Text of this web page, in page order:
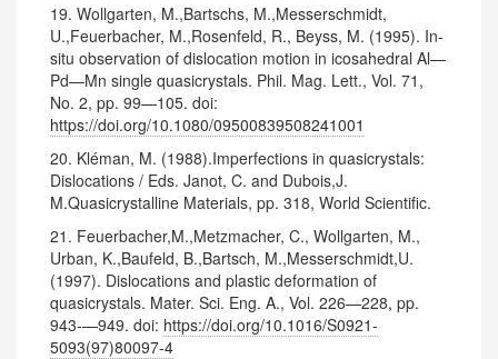
19. Wollgarten, M.,Bartschs, M.,Messerschmidt,
U.,Feuerbacher, M.,Rosenfeld, R., Beyss, M. (1995). In-
situ observation of dislocation motion in icosahedral Al—
Pd—Mn single quasicrystals. Phil. Mag. Lett., Vol. 71,
No. 2, pp. 99—105. doi:
https://doi.org/10.1080/09500839508241001
20. Kléman, M. (1988).Imperfections in quasicrystals:
Dislocations / Eds. Janot, C. and Dubois,J.
M.Quasicrystalline Materials, pp. 318, World Scientific.
21. Feuerbacher,M.,Metzmacher, C., Wollgarten, M.,
Urban, K.,Baufeld, B.,Bartsch, M.,Messerschmidt,U.
(1997). Dislocations and plastic deformation of
quasicrystals. Mater. Sci. Eng. A., Vol. 226—228, pp.
943-—949. doi: https://doi.org/10.1016/S0921-
5093(97)80097-4